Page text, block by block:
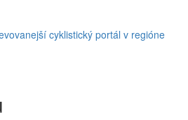
cyklistický portál v regióne